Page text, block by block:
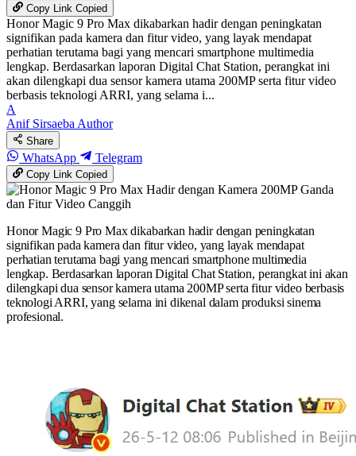
Copy LinkCopied
Honor Magic 9 Pro Max dikabarkan hadir dengan peningkatan
signifikan pada kamera dan fitur video, yang layak mendapat
perhatian terutama bagi yang mencari smartphone multimedia
lengkap. Berdasarkan laporan Digital Chat Station, perangkat ini
akan dilengkapi dua sensor kamera utama 200MP serta fitur video
berbasis teknologi ARRI, yang selama i...
A
Anif SirsaebaAuthor
Share
WhatsApp Telegram
Copy LinkCopied
Honor Magic 9 Pro Max dikabarkan hadir dengan peningkatan
signifikan pada kamera dan fitur video, yang layak mendapat
perhatian terutama bagi yang mencari smartphone multimedia
lengkap. Berdasarkan laporan Digital Chat Station, perangkat ini akan
dilengkapi dua sensor kamera utama 200MP serta fitur video berbasis
teknologi ARRI, yang selama ini dikenal dalam produksi sinema
profesional.